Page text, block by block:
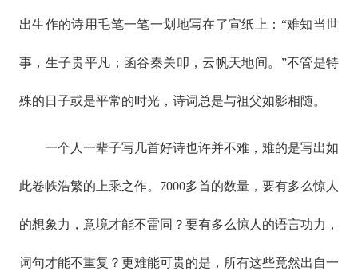
出生作的诗用毛笔一笔一划地写在了宣纸上：“难知当世
事，生子贵平凡；函谷秦关叩，云帆天地间。”不管是特
殊的日子或是平常的时光，诗词总是与祖父如影相随。
一个人一辈子写几首好诗也许并不难，难的是写出如
此卷帙浩繁的上乘之作。7000多首的数量，要有多么惊人
的想象力，意境才能不雷同？要有多么惊人的语言功力，
词句才能不重复？更难能可贵的是，所有这些竟然出自一